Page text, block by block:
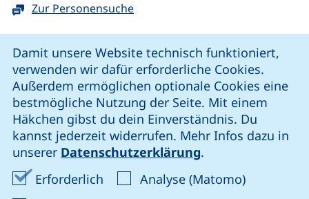
Damit unsere Website technisch funktioniert,
verwenden wir dafür erforderliche Cookies.
Außerdem ermöglichen optionale Cookies eine
bestmögliche Nutzung der Seite. Mit einem
Häkchen gibst du dein Einverständnis. Du
kannst jederzeit widerrufen. Mehr Infos dazu in
unserer Datenschutzerklärung.
Erforderlich Erforderliche Cookies akzeptieren
Analyse (Matomo)Analyse-
Zur Personensuche
unsere Facebook-Seite (externer Link, öffnet neues
unsere LinkedIn-Seite (externer Link, öffnet
unsere Instagram-Seite (externer Link,
unsere YouTube-Seite (externer
Cookie-Einstellungen
Impressum
Datenschutz